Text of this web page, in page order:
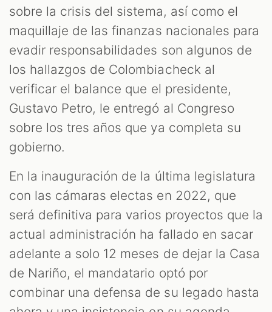
sobre la crisis del sistema, así como el
maquillaje de las finanzas nacionales para
evadir responsabilidades son algunos de
los hallazgos de Colombiacheck al
verificar el balance que el presidente,
Gustavo Petro, le entregó al Congreso
sobre los tres años que ya completa su
gobierno.
En la inauguración de la última legislatura
con las cámaras electas en 2022, que
será definitiva para varios proyectos que la
actual administración ha fallado en sacar
adelante a solo 12 meses de dejar la Casa
de Nariño, el mandatario optó por
combinar una defensa de su legado hasta